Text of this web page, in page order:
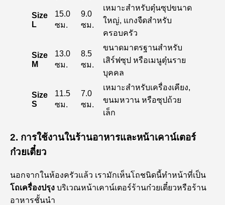
Size
L
15.0
ซม.
9.0
ซม.
เหมาะสำหรับตุ๋นซุปขนาด
ใหญ่, แกงจืดสำหรับ
ครอบครัว
Size
M
13.0
ซม.
8.5
ซม.
ขนาดมาตรฐานสำหรับ
เสิร์ฟซุป หรือเมนูตุ๋นราย
บุคคล
Size
S
11.5
ซม.
7.0
ซม.
เหมาะสำหรับเครื่องเคียง,
ขนมหวาน หรือซุปถ้วย
เล็ก
2. การใช้งานในร้านอาหารและหน้าเคาน์เตอร์
ก๋วยเตี๋ยว
นอกจากในห้องครัวแล้ว เรามักเห็นโถชนิดนี้ทำหน้าที่เป็น
โถเครื่องปรุง บริเวณหน้าเคาน์เตอร์ร้านก๋วยเตี๋ยวหรือร้าน
อาหารชั้นนำ